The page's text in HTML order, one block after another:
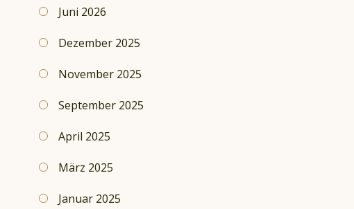
Juni 2026
Dezember 2025
November 2025
September 2025
April 2025
März 2025
Januar 2025